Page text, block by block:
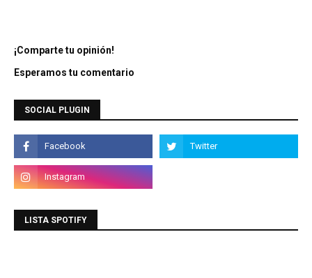
¡Comparte tu opinión!
Esperamos tu comentario
SOCIAL PLUGIN
LISTA SPOTIFY